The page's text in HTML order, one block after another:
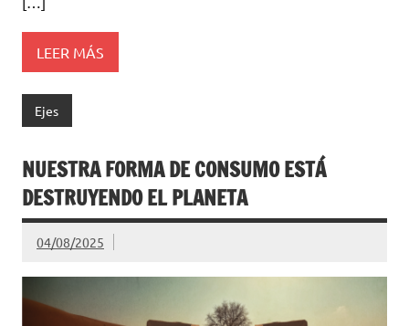
LEER MÁS
Ejes
NUESTRA FORMA DE CONSUMO ESTÁ
DESTRUYENDO EL PLANETA
04/08/2025